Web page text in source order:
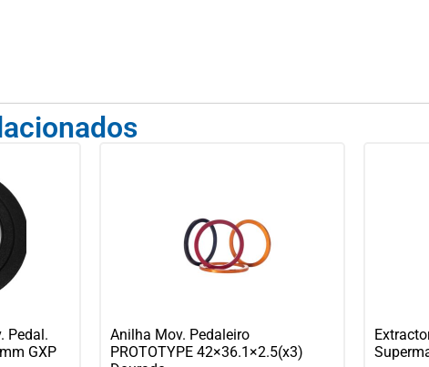
Pedal.
GXP
Anilha Mov. Pedaleiro
PROTOTYPE 42×36.1×2.5(x3)